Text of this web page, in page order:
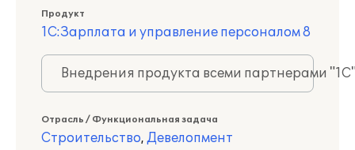
Продукт
1С:Зарплата и управление персоналом 8
Внедрения продукта всеми партнерами
Отрасль / Функциональная задача
Строительство, Девелопмент